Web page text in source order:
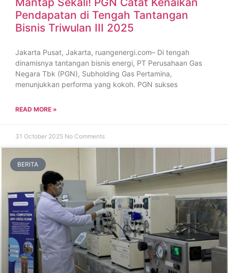
Pendapatan di Tengah Tantangan
Bisnis Triwulan III 2025
Jakarta Pusat, Jakarta, ruangenergi.com– Di tengah
dinamisnya tantangan bisnis energi, PT Perusahaan Gas
Negara Tbk (PGN), Subholding Gas Pertamina,
menunjukkan performa yang kokoh. PGN sukses
READ MORE »
31 October 2025 No Comments
BERITA